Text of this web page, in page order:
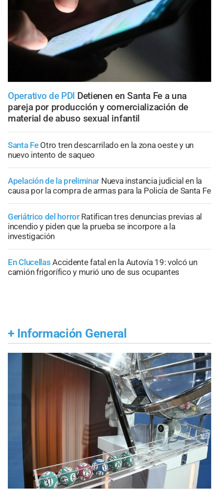
Operativo de PDI Detienen en Santa Fe a una
pareja por producción y comercialización de
material de abuso sexual infantil
Santa Fe Otro tren descarrilado en la zona oeste y un
nuevo intento de saqueo
Apelación de la preliminar Nueva instancia judicial en la
causa por la compra de armas para la Policía de Santa Fe
Geriátrico del horror Ratifican tres denuncias previas al
incendio y piden que la prueba se incorpore a la
investigación
En Clucellas Accidente fatal en la Autovía 19: volcó un
camión frigorífico y murió uno de sus ocupantes
+ Información General